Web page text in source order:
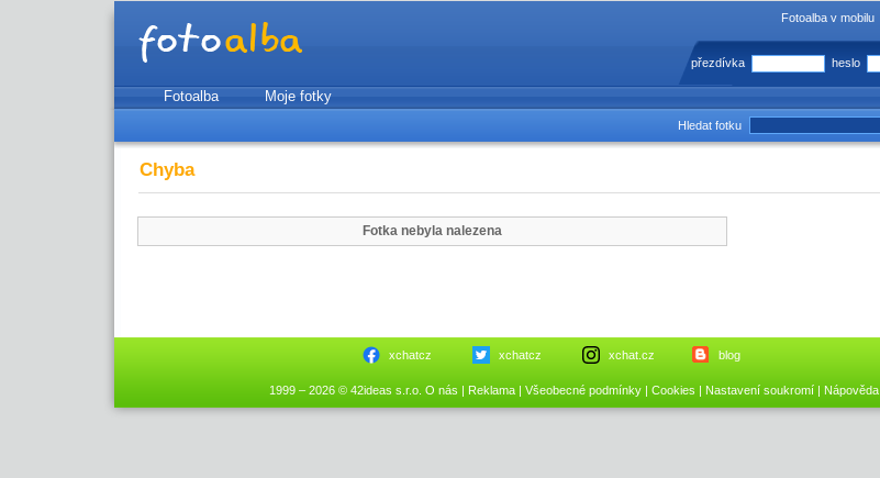
Fotoalba v mobilu
přezdívka heslo
Fotoalba
Moje fotky
Hledat fotku
Chyba
Fotka nebyla nalezena
xchatcz xchatcz xchat.cz blog
1999 – 2026 © 42ideas s.r.o. O nás | Reklama| Všeobecné podmínky| Cookies | Nastavení soukromí| Nápověda